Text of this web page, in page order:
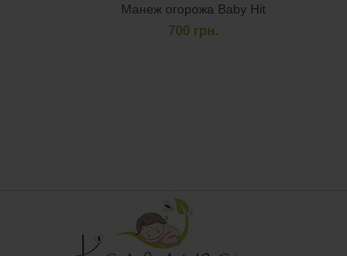
Манеж огорожа Baby Hit
700 грн.